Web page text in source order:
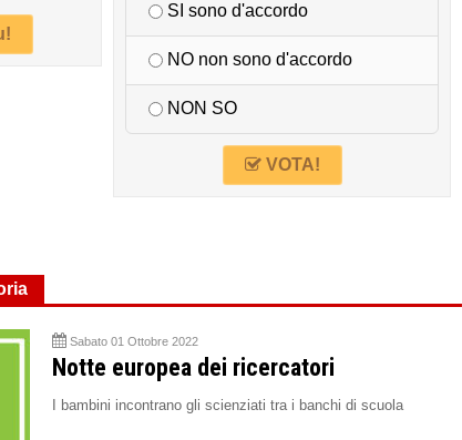
SI sono d'accordo
NO non sono d'accordo
NON SO
VOTA!
Sabato 01 Ottobre 2022
Notte europea dei ricercatori
I bambini incontrano gli scienziati tra i banchi di scuola